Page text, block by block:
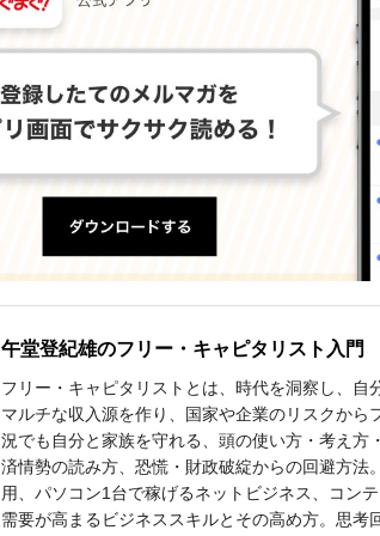
午堂登紀雄のフリー・キャピタリスト入門
フリー・キャピタリストとは、時代を洞察し、自
マルチな収入源を作り、国家や企業のリスクから
況でも自分と家族を守れる、頭の使い方・考え方
済情勢の読み方、恐慌・財政破綻からの回避方法
用、パソコン1台で稼げるネットビジネス、コン
需要が高まるビジネススキルとその高め方。思考